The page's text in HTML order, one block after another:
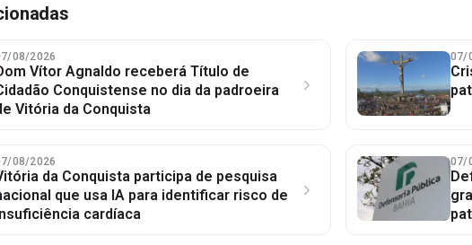
08/2026
Vítor Agnaldo receberá Título de
Conquistense no dia da padroeira
Vitória da Conquista
07/
08/2026
da Conquista participa de pesquisa
que usa IA para identificar risco de
cardíaca
07/